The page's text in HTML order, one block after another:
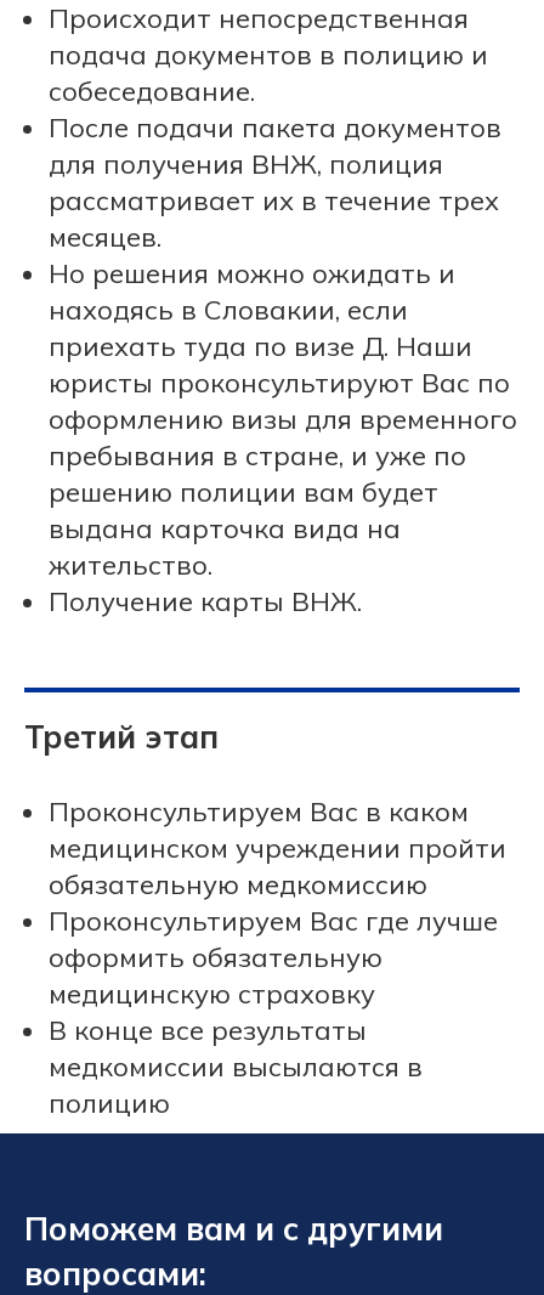
Происходит непосредственная
подача документов в полицию и
собеседование.
После подачи пакета документов
для получения ВНЖ, полиция
рассматривает их в течение трех
месяцев.
Но решения можно ожидать и
находясь в Словакии, если
приехать туда по визе Д. Наши
юристы проконсультируют Вас по
оформлению визы для временного
пребывания в стране, и уже по
решению полиции вам будет
выдана карточка вида на
жительство.
Получение карты ВНЖ.
Третий этап
Проконсультируем Вас в каком
медицинском учреждении пройти
обязательную медкомиссию
Проконсультируем Вас где лучше
оформить обязательную
медицинскую страховку
В конце все результаты
медкомиссии высылаются в
полицию
Поможем вам и с другими
вопросами: